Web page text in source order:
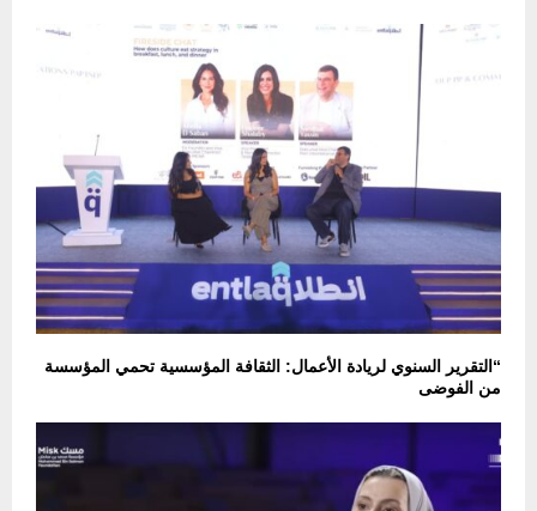
“التقرير السنوي لريادة الأعمال: الثقافة المؤسسية تحمي المؤسسة
من الفوضى